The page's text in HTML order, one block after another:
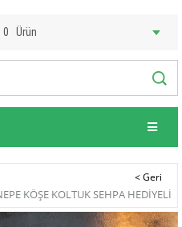
0 Ürün
KÖŞE KOLTUK SEHPA HEDİYELİ